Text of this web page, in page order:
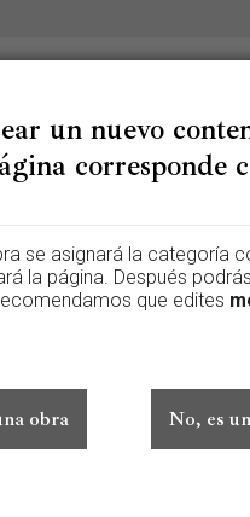
-
existe. Para crear esta
a la página anterior.
IP se hará pública si
especiales Ayuda
un nuevo
corresponde
se asignará la categoría
la página. Después
que edites
obra No, es